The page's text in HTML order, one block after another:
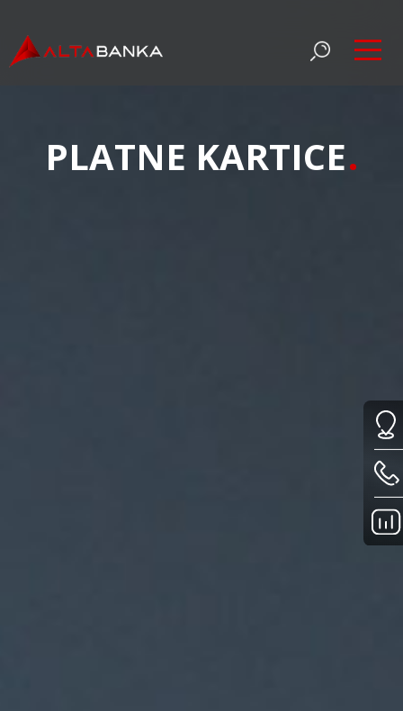
PLATNE KARTICE